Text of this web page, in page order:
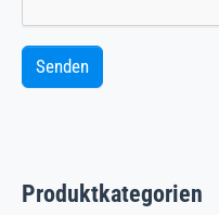
Senden
Produktkategorien